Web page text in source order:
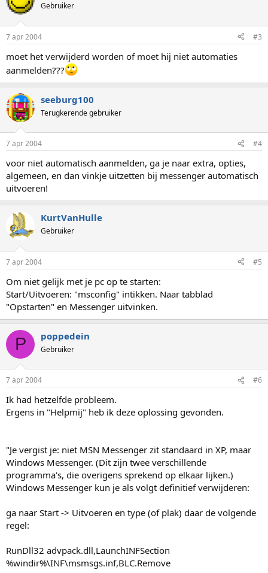
Gebruiker
7 apr 2004 #3
moet het verwijderd worden of moet hij niet automaties
aanmelden???
seeburg100
Terugkerende gebruiker
7 apr 2004 #4
voor niet automatisch aanmelden, ga je naar extra, opties,
algemeen, en dan vinkje uitzetten bij messenger automatisch
uitvoeren!
KurtVanHulle
Gebruiker
7 apr 2004 #5
Om niet gelijk met je pc op te starten:
Start/Uitvoeren: "msconfig" intikken. Naar tabblad
"Opstarten" en Messenger uitvinken.
P poppedein
Gebruiker
7 apr 2004 #6
Ik had hetzelfde probleem.
Ergens in "Helpmij" heb ik deze oplossing gevonden.
"Je vergist je: niet MSN Messenger zit standaard in XP, maar
Windows Messenger. (Dit zijn twee verschillende
programma's, die overigens sprekend op elkaar lijken.)
Windows Messenger kun je als volgt definitief verwijderen:
ga naar Start -> Uitvoeren en type (of plak) daar de volgende
regel:
RunDll32 advpack.dll,LaunchINFSection
%windir%\INF\msmsgs.inf,BLC.Remove